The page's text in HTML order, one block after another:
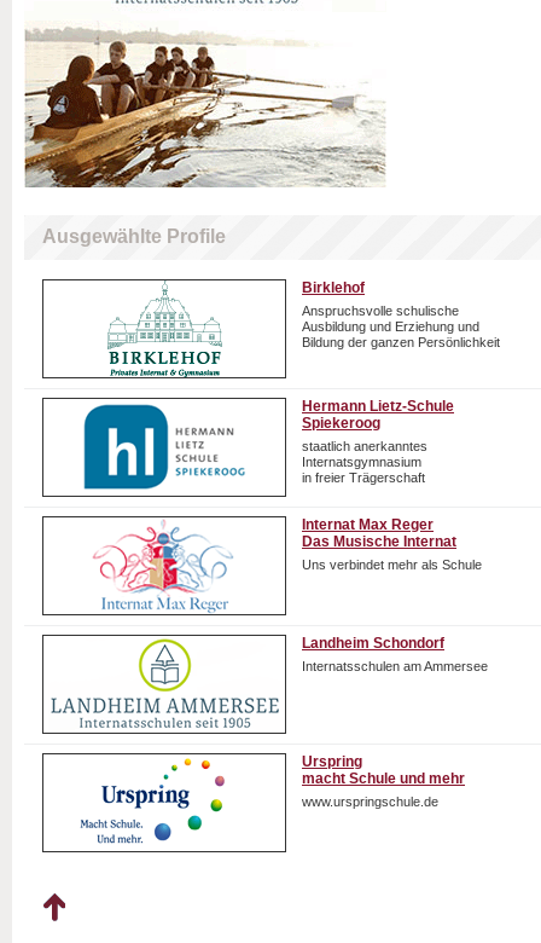
Ausgewählte Profile
Birklehof
Anspruchsvolle schulische
Ausbildung und Erziehung und
Bildung der ganzen Persönlichkeit
Hermann Lietz-Schule
Spiekeroog
staatlich anerkanntes
Internatsgymnasium
in freier Trägerschaft
Internat Max Reger
Das Musische Internat
Uns verbindet mehr als Schule
Landheim Schondorf
Internatsschulen am Ammersee
Urspring
macht Schule und mehr
www.urspringschule.de